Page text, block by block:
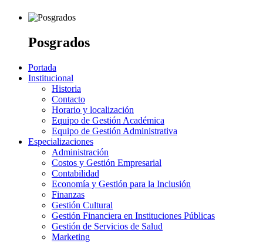
Posgrados
Portada
Institucional
Historia
Contacto
Horario y localización
Equipo de Gestión Académica
Equipo de Gestión Administrativa
Especializaciones
Administración
Costos y Gestión Empresarial
Contabilidad
Economía y Gestión para la Inclusión
Finanzas
Gestión Cultural
Gestión Financiera en Instituciones Públicas
Gestión de Servicios de Salud
Marketing